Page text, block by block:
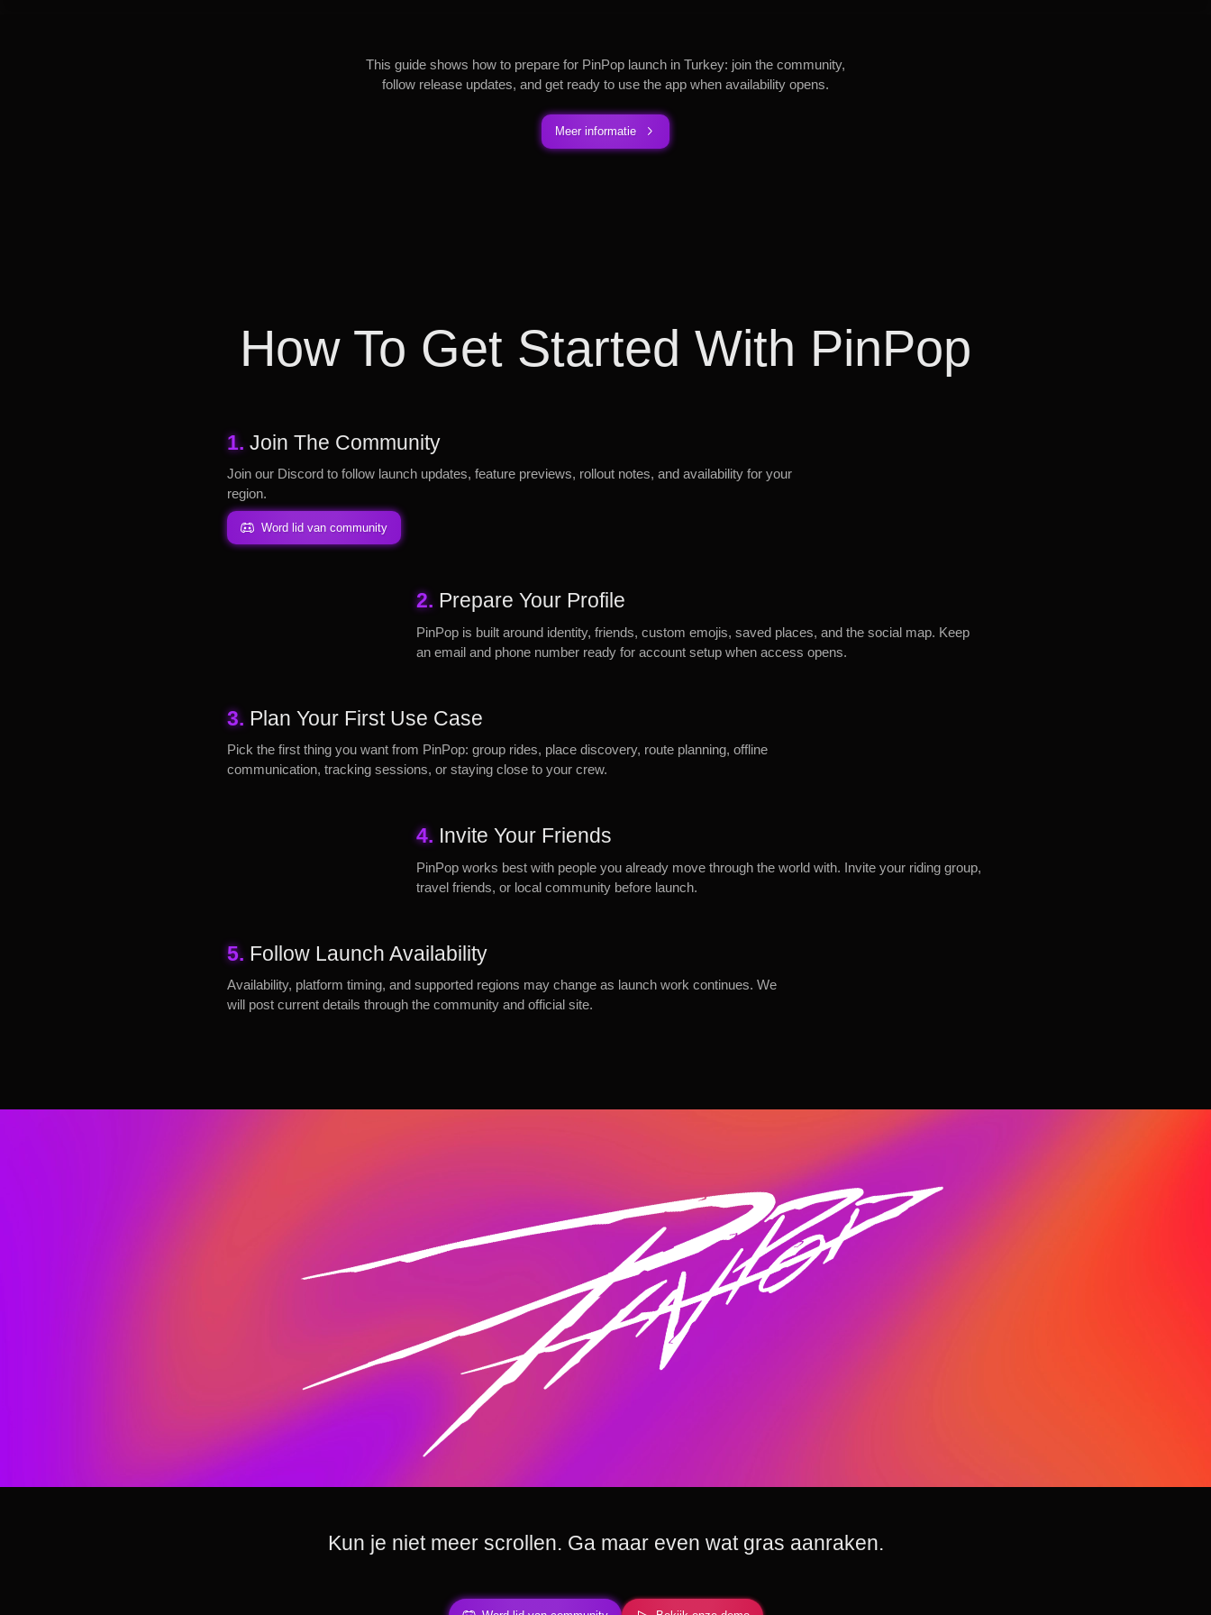
This guide shows how to prepare for PinPop launch in Turkey: join the community,
follow release updates, and get ready to use the app when availability opens.
Meer informatie
How To Get Started With PinPop
1. Join The Community
Join our Discord to follow launch updates, feature previews, rollout notes, and availability for your
region.
Word lid van community
2. Prepare Your Profile
PinPop is built around identity, friends, custom emojis, saved places, and the social map. Keep
an email and phone number ready for account setup when access opens.
3. Plan Your First Use Case
Pick the first thing you want from PinPop: group rides, place discovery, route planning, offline
communication, tracking sessions, or staying close to your crew.
4. Invite Your Friends
PinPop works best with people you already move through the world with. Invite your riding group,
travel friends, or local community before launch.
5. Follow Launch Availability
Availability, platform timing, and supported regions may change as launch work continues. We
will post current details through the community and official site.
Kun je niet meer scrollen. Ga maar even wat gras aanraken.